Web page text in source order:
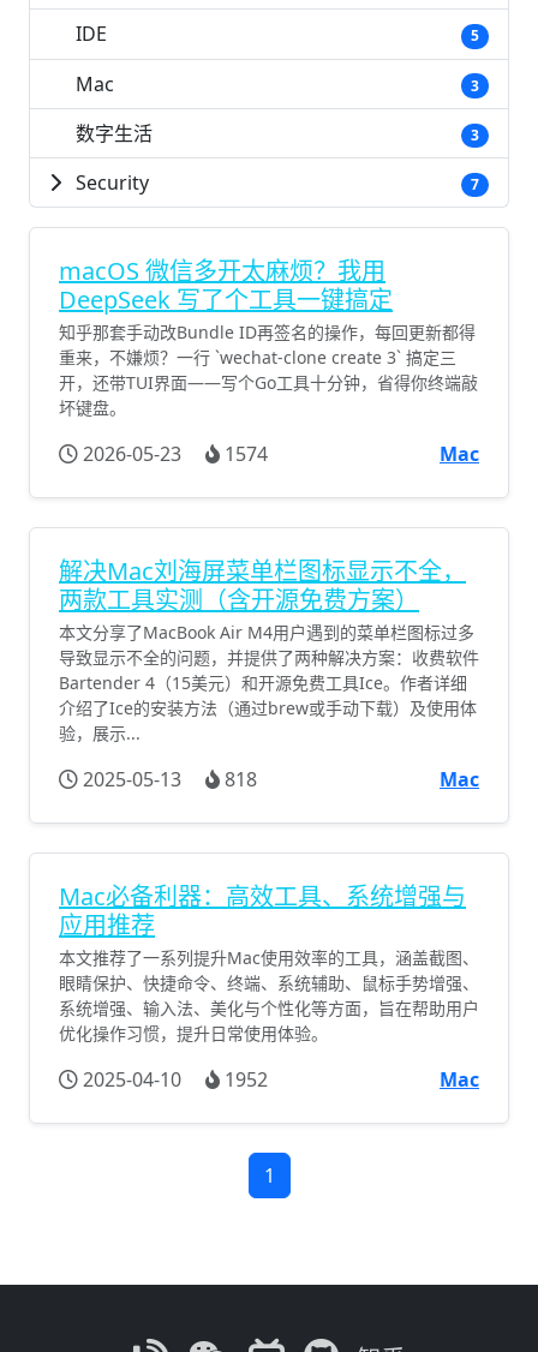
IDE 5
Mac 3
数字生活 3
Security 7
macOS 微信多开太麻烦？我用
DeepSeek 写了个工具一键搞定
知乎那套手动改Bundle ID再签名的操作，每回更新都得
重来，不嫌烦？一行 `wechat-clone create 3` 搞定三
开，还带TUI界面——写个Go工具十分钟，省得你终端敲
坏键盘。
2026-05-23 1574 Mac
解决Mac刘海屏菜单栏图标显示不全，
两款工具实测（含开源免费方案）
本文分享了MacBook Air M4用户遇到的菜单栏图标过多
导致显示不全的问题，并提供了两种解决方案：收费软件
Bartender 4（15美元）和开源免费工具Ice。作者详细
介绍了Ice的安装方法（通过brew或手动下载）及使用体
验，展示...
2025-05-13 818 Mac
Mac必备利器：高效工具、系统增强与
应用推荐
本文推荐了一系列提升Mac使用效率的工具，涵盖截图、
眼睛保护、快捷命令、终端、系统辅助、鼠标手势增强、
系统增强、输入法、美化与个性化等方面，旨在帮助用户
优化操作习惯，提升日常使用体验。
2025-04-10 1952 Mac
1